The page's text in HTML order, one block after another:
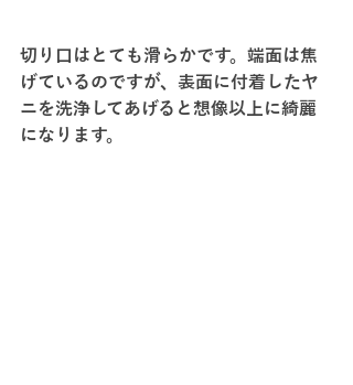
切り口はとても滑らかです。端面は焦
げているのですが、表面に付着したヤ
ニを洗浄してあげると想像以上に綺麗
になります。